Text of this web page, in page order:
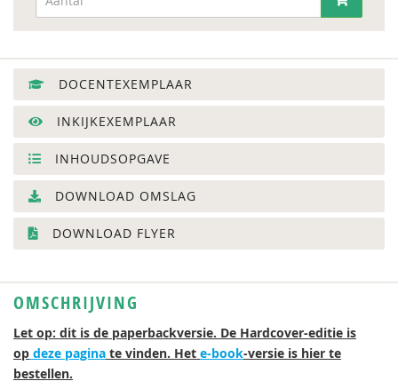
DOCENTEXEMPLAAR
INKIJKEXEMPLAAR
INHOUDSOPGAVE
DOWNLOAD OMSLAG
DOWNLOAD FLYER
OMSCHRIJVING
Let op: dit is de paperbackversie. De Hardcover-editie is
op deze pagina te vinden. Het e-book-versie is hier te
bestellen.